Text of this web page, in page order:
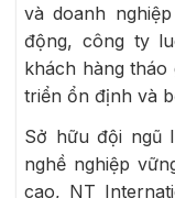
và doanh
động, công ty
khách hàng
triển ổn định và
Sở hữu đội ngũ
nghề nghiệp
cao, NT